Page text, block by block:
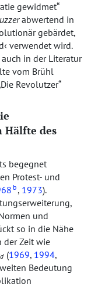
gewidmet
abwertend in
gebärdet,
verwendet wird.
in der Literatur
vom Brühl
Die Revolutzer
Hälfte des
begegnet
Protest- und
b , 1973).
und
so in die Nähe
der Zeit wie
(1969, 1994,
Bedeutung